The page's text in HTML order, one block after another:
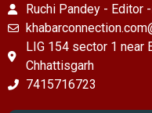
Ruchi Pandey - Editor
LIG 154 sector 1 near
Chhattisgarh
7415716723